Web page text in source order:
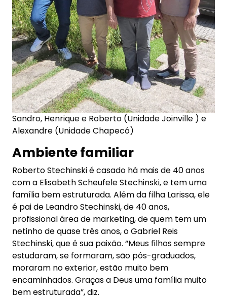
Sandro, Henrique e Roberto (Unidade Joinville ) e
Alexandre (Unidade Chapecó)
Ambiente familiar
Roberto Stechinski é casado há mais de 40 anos
com a Elisabeth Scheufele Stechinski, e tem uma
família bem estruturada. Além da filha Larissa, ele
é pai de Leandro Stechinski, de 40 anos,
profissional área de marketing, de quem tem um
netinho de quase três anos, o Gabriel Reis
Stechinski, que é sua paixão. “Meus filhos sempre
estudaram, se formaram, são pós-graduados,
moraram no exterior, estão muito bem
encaminhados. Graças a Deus uma família muito
bem estruturada”, diz.